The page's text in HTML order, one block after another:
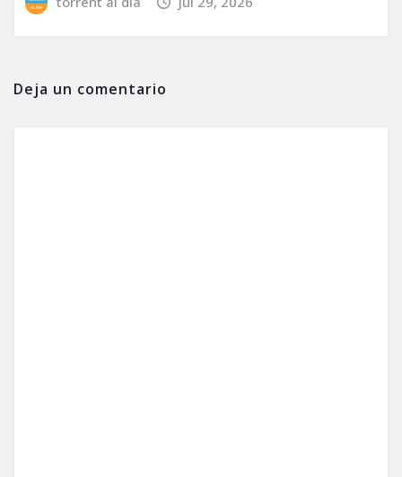
Deja un comentario